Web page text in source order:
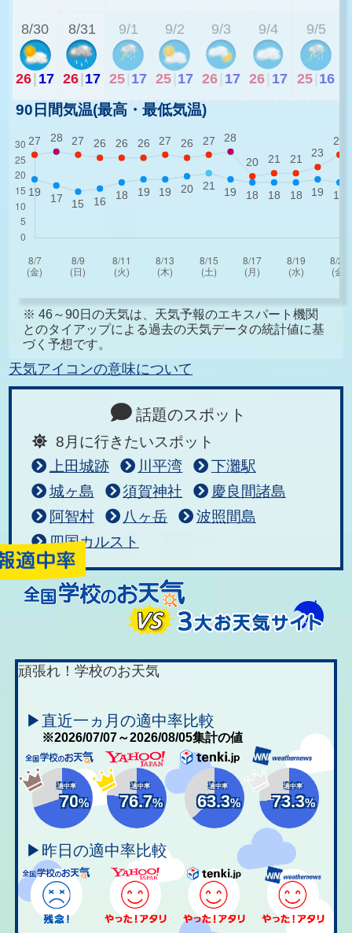
8/30
26 17
8/31
26 17
9/1
25 17
9/2
25 17
9/3
26 17
9/4
26 17
9/5
25 16
90日間気温(最高・最低気温)
※ 46～90日の天気は、天気予報のエキスパート機関
とのタイアップによる過去の天気データの統計値に基
づく予想です。
天気アイコンの意味について
話題のスポット
8月に行きたいスポット
上田城跡
川平湾
下灘駅
城ヶ島
須賀神社
慶良間諸島
阿智村
八ヶ岳
波照間島
四国カルスト
頑張れ！学校のお天気
▶直近一ヵ月の適中率比較
※2026/07/07～2026/08/05集計の値
適中率
70%
適中率
76.7%
適中率
63.3%
適中率
73.3%
▶昨日の適中率比較